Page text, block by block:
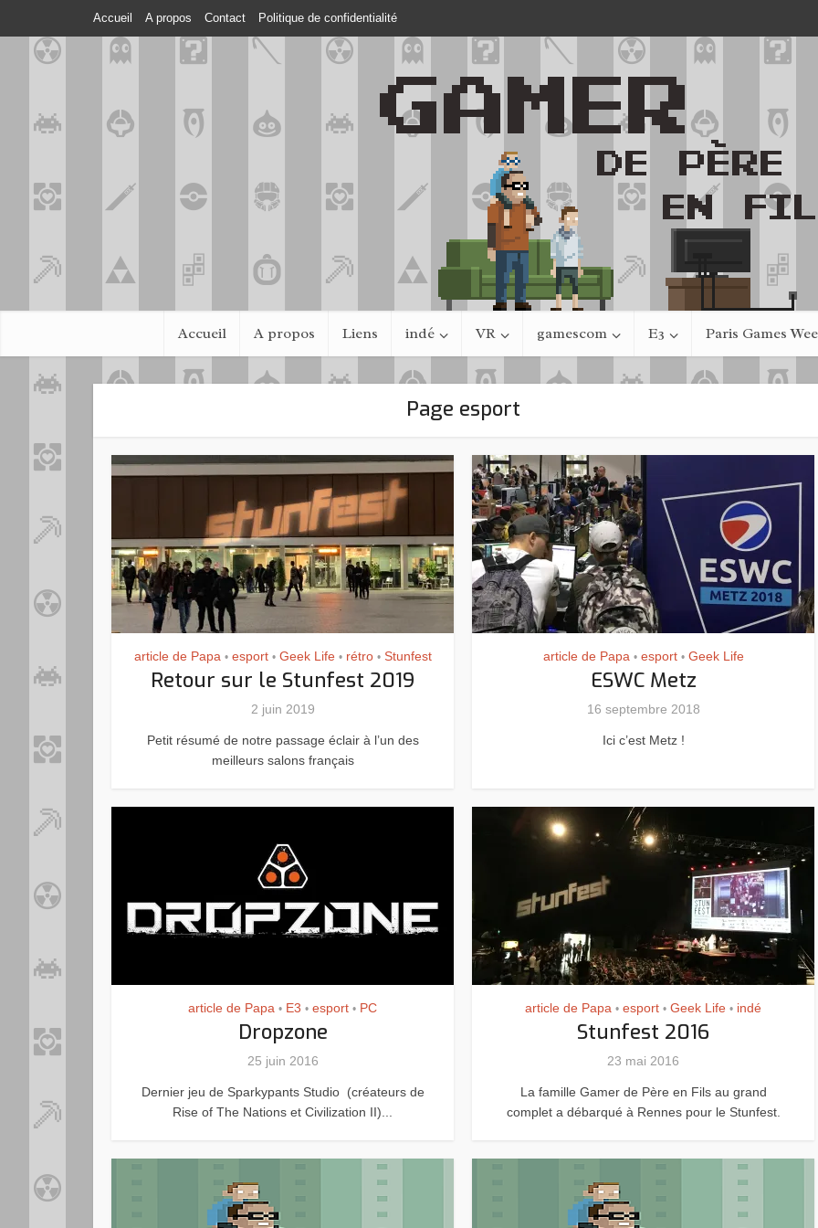
Accueil A propos Contact Politique de confidentialité
Accueil A propos Liens indé VR gamescom E3 Paris Games
Page esport
article de Papa • esport • Geek Life • rétro • Stunfest
Retour sur le Stunfest 2019
2 juin 2019
Petit résumé de notre passage éclair à l’un des
meilleurs salons français
article de Papa • esport • Geek Life
ESWC Metz
16 septembre 2018
Ici c’est Metz !
article de Papa • E3 • esport • PC
Dropzone
25 juin 2016
Dernier jeu de Sparkypants Studio (créateurs de
Rise of The Nations et Civilization II)...
article de Papa • esport • Geek Life • indé
Stunfest 2016
23 mai 2016
La famille Gamer de Père en Fils au grand
complet a débarqué à Rennes pour le Stunfest.
Looking for Fael
Assassin’s Creed Black